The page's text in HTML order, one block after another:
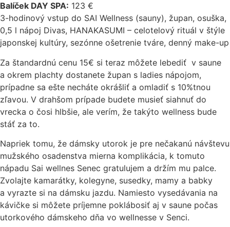
Balíček DAY SPA: 123 €
3-hodinový vstup do SAI Wellness (sauny), župan, osuška,
0,5 l nápoj Divas, HANAKASUMI – celotelový rituál v štýle
japonskej kultúry, sezónne ošetrenie tváre, denný make-up
Za štandardnú cenu 15€ si teraz môžete lebediť v saune
a okrem plachty dostanete župan s ladies nápojom,
prípadne sa ešte necháte okrášliť a omladiť s 10%tnou
zľavou. V drahšom prípade budete musieť siahnuť do
vrecka o čosi hlbšie, ale verím, že takýto wellness bude
stáť za to.
Napriek tomu, že dámsky utorok je pre nečakanú návštevu
mužského osadenstva mierna komplikácia, k tomuto
nápadu Sai wellnes Senec gratulujem a držím mu palce.
Zvolajte kamarátky, kolegyne, susedky, mamy a babky
a vyrazte si na dámsku jazdu. Namiesto vysedávania na
kávičke si môžete príjemne poklábosiť aj v saune počas
utorkového dámskeho dňa vo wellnesse v Senci.